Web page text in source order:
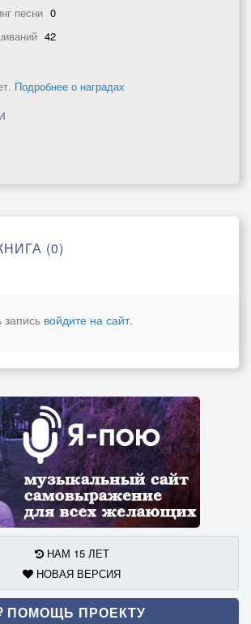
песни 0
42
Подробнее о наградах
(0)
запись войдите на сайт.
НАМ 15 ЛЕТ
НОВАЯ ВЕРСИЯ
ПОМОЩЬ ПРОЕКТУ